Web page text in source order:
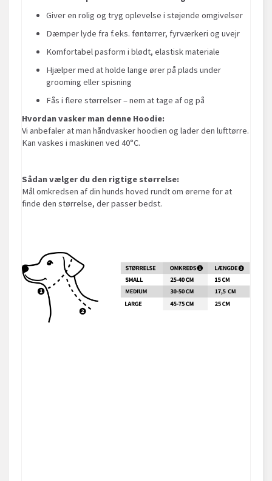
Giver en rolig og tryg oplevelse i støjende omgivelser
Dæmper lyde fra f.eks. føntørrer, fyrværkeri og uvejr
Komfortabel pasform i blødt, elastisk materiale
Hjælper med at holde lange ører på plads under
grooming eller spisning
Fås i flere størrelser – nem at tage af og på
Hvordan vasker man denne Hoodie:
Vi anbefaler at man håndvasker hoodien og lader den lufttørre.
Kan vaskes i maskinen ved 40°C.
Sådan vælger du den rigtige størrelse:
Mål omkredsen af din hunds hoved rundt om ørerne for at
finde den størrelse, der passer bedst.